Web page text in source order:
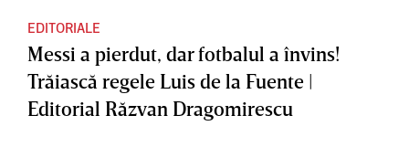
EDITORIALE
Messi a pierdut, dar fotbalul a învins!
Trăiască regele Luis de la Fuente |
Editorial Răzvan Dragomirescu